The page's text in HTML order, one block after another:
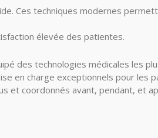
Ces techniques modernes
élevée des patientes.
des technologies médicales les
en charge exceptionnels pour les
et coordonnés avant, pendant, et